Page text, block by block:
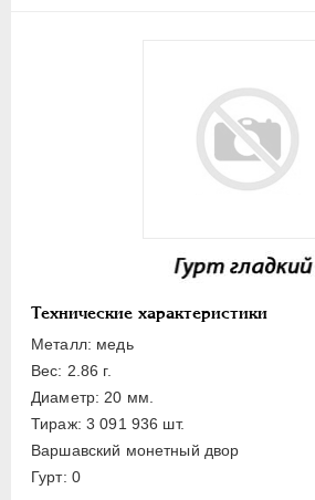
Технические характеристики
Металл: медь
Вес: 2.86 г.
Диаметр: 20 мм.
Тираж: 3 091 936 шт.
Варшавский монетный двор
Гурт: 0
1762-1796
Медь
Пробные и новодельные
Для Грузии
Для Польши
50 злотых
25 злотых